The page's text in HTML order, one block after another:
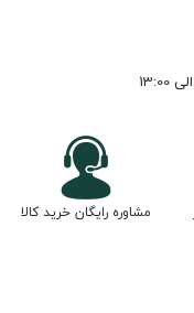
مشاوره رایگان خرید کالا